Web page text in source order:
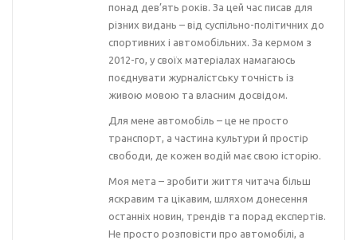
понад дев’ять років. За цей час писав для
різних видань – від суспільно-політичних до
спортивних і автомобільних. За кермом з
2012-го, у своїх матеріалах намагаюсь
поєднувати журналістську точність із
живою мовою та власним досвідом.
Для мене автомобіль – це не просто
транспорт, а частина культури й простір
свободи, де кожен водій має свою історію.
Моя мета – зробити життя читача більш
яскравим та цікавим, шляхом донесення
останніх новин, трендів та порад експертів.
Не просто розповісти про автомобілі, а